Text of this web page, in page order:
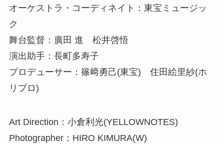
オーケストラ・コーディネイト：東宝ミュージッ
ク
舞台監督：廣田 進 松井啓悟
演出助手：長町多寿子
プロデューサー：篠﨑勇己(東宝) 住田絵里紗(ホ
リプロ)
Art Direction：小倉利光(YELLOWNOTES)
Photographer：HIRO KIMURA(W)